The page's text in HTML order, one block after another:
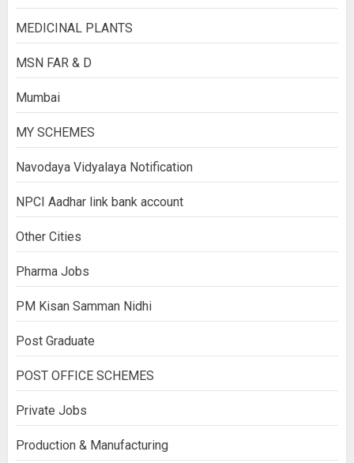
MEDICINAL PLANTS
MSN FAR & D
Mumbai
MY SCHEMES
Navodaya Vidyalaya Notification
NPCI Aadhar link bank account
Other Cities
Pharma Jobs
PM Kisan Samman Nidhi
Post Graduate
POST OFFICE SCHEMES
Private Jobs
Production & Manufacturing